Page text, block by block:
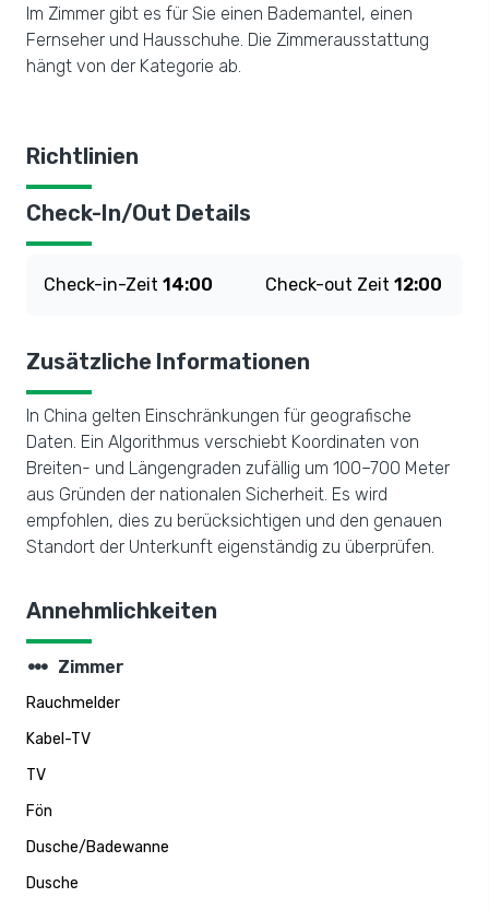
Im Zimmer gibt es für Sie einen Bademantel, einen
Fernseher und Hausschuhe. Die Zimmerausstattung
hängt von der Kategorie ab.
Richtlinien
Check-In/Out Details
Check-in-Zeit 14:00 Check-out Zeit 12:00
Zusätzliche Informationen
In China gelten Einschränkungen für geografische
Daten. Ein Algorithmus verschiebt Koordinaten von
Breiten- und Längengraden zufällig um 100–700 Meter
aus Gründen der nationalen Sicherheit. Es wird
empfohlen, dies zu berücksichtigen und den genauen
Standort der Unterkunft eigenständig zu überprüfen.
Annehmlichkeiten
steppers Zimmer
Rauchmelder
Kabel-TV
TV
Fön
Dusche/Badewanne
Dusche